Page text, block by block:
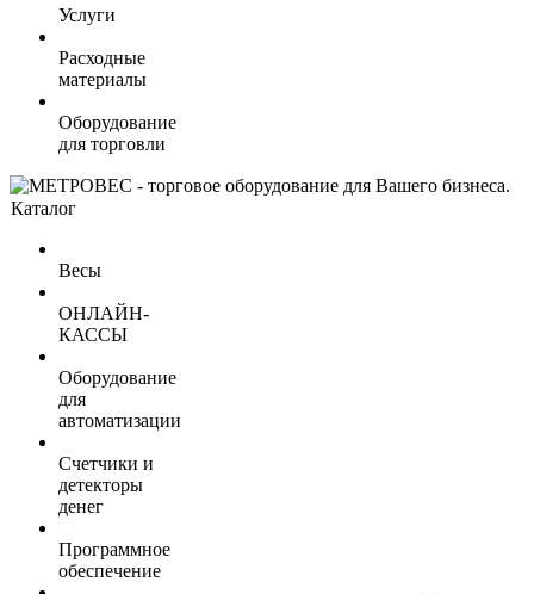
Услуги
Расходные
материалы
Оборудование
для торговли
Каталог
Весы
ОНЛАЙН-
КАССЫ
Оборудование
для
автоматизации
Счетчики и
детекторы
денег
Программное
обеспечение